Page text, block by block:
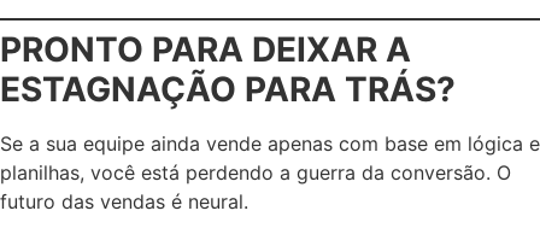
PRONTO PARA DEIXAR A
ESTAGNAÇÃO PARA TRÁS?
Se a sua equipe ainda vende apenas com base em lógica e
planilhas, você está perdendo a guerra da conversão. O
futuro das vendas é neural.